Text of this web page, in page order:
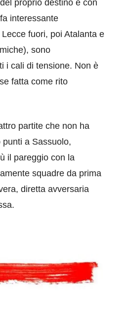
proprio destino e con
interessante
fuori, poi Atalanta e
sono
i cali di tensione. Non è
fatta come rito
partite che non ha
a Sassuolo,
il pareggio con la
squadre da prima
diretta avversaria